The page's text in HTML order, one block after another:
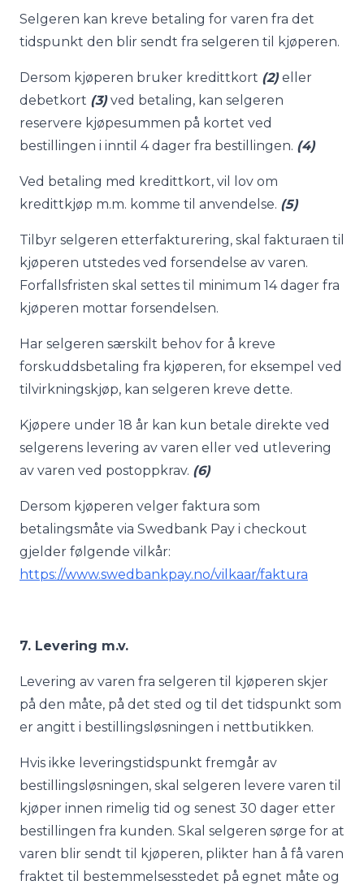
Selgeren kan kreve betaling for varen fra det
tidspunkt den blir sendt fra selgeren til kjøperen.
Dersom kjøperen bruker kredittkort (2)eller
debetkort (3)ved betaling, kan selgeren
reservere kjøpesummen på kortet ved
bestillingen i inntil 4 dager fra bestillingen. (4)
Ved betaling med kredittkort, vil lov om
kredittkjøp m.m. komme til anvendelse. (5)
Tilbyr selgeren etterfakturering, skal fakturaen til
kjøperen utstedes ved forsendelse av varen.
Forfallsfristen skal settes til minimum 14 dager fra
kjøperen mottar forsendelsen.
Har selgeren særskilt behov for å kreve
forskuddsbetaling fra kjøperen, for eksempel ved
tilvirkningskjøp, kan selgeren kreve dette.
Kjøpere under 18 år kan kun betale direkte ved
selgerens levering av varen eller ved utlevering
av varen ved postoppkrav. (6)
Dersom kjøperen velger faktura som
betalingsmåte via Swedbank Pay i checkout
gjelder følgende vilkår:
https://www.swedbankpay.no/vilkaar/faktura
7. Levering m.v.
Levering av varen fra selgeren til kjøperen skjer
på den måte, på det sted og til det tidspunkt som
er angitt i bestillingsløsningen i nettbutikken.
Hvis ikke leveringstidspunkt fremgår av
bestillingsløsningen, skal selgeren levere varen til
kjøper innen rimelig tid og senest 30 dager etter
bestillingen fra kunden. Skal selgeren sørge for at
varen blir sendt til kjøperen, plikter han å få varen
fraktet til bestemmelsesstedet på egnet måte og